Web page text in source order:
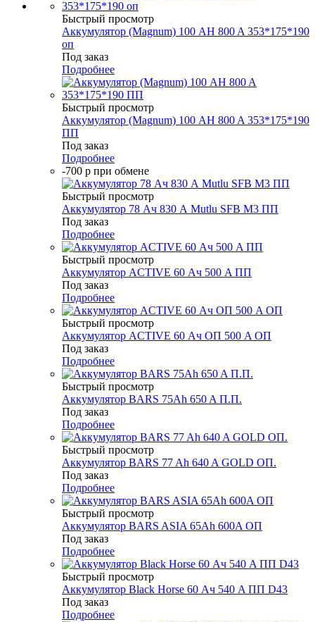
Быстрый просмотр
Аккумулятор (Magnum) 100 AH 800 A 353*175*190
оп
Под заказ
Подробнее
Быстрый просмотр
Аккумулятор (Magnum) 100 AH 800 A 353*175*190
ПП
Под заказ
Подробнее
-700 р при обмене
Быстрый просмотр
Аккумулятор 78 Ач 830 А Mutlu SFB M3 ПП
Под заказ
Подробнее
Быстрый просмотр
Аккумулятор ACTIVE 60 Ач 500 A ПП
Под заказ
Подробнее
Быстрый просмотр
Аккумулятор ACTIVE 60 Ач ОП 500 A ОП
Под заказ
Подробнее
Быстрый просмотр
Аккумулятор BARS 75Ah 650 A П.П.
Под заказ
Подробнее
Быстрый просмотр
Аккумулятор BARS 77 Ah 640 A GOLD ОП.
Под заказ
Подробнее
Быстрый просмотр
Аккумулятор BARS ASIA 65Ah 600A ОП
Под заказ
Подробнее
Быстрый просмотр
Аккумулятор Black Horse 60 Ач 540 A ПП D43
Под заказ
Подробнее